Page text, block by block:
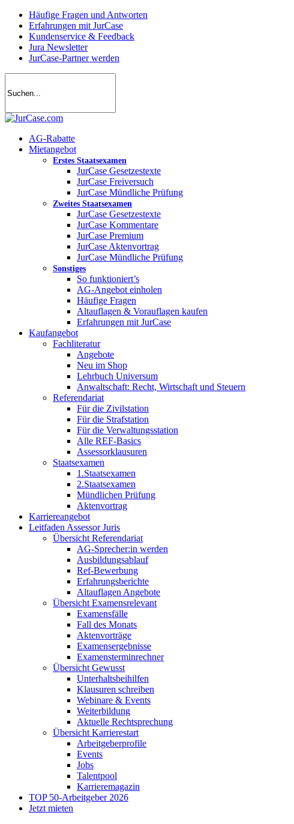
Skip
main
content
Häufige Fragen und Antworten
Erfahrungen mit JurCase
Kundenservice & Feedback
Jura Newsletter
JurCase-Partner werden
search
account
Menu
AG-Rabatte
Mietangebot
Erstes Staatsexamen
JurCase Gesetzestexte
JurCase Freiversuch
JurCase Mündliche Prüfung
Zweites Staatsexamen
JurCase Gesetzestexte
JurCase Kommentare
JurCase Premium
JurCase Aktenvortrag
JurCase Mündliche Prüfung
Sonstiges
So funktioniert’s
AG-Angebot einholen
Häufige Fragen
Altauflagen & Vorauflagen kaufen
Erfahrungen mit JurCase
Kaufangebot
Fachliteratur
Angebote
Neu im Shop
Lehrbuch Universum
Anwaltschaft: Recht, Wirtschaft und Steuern
Referendariat
Für die Zivilstation
Für die Strafstation
Für die Verwaltungsstation
Alle REF-Basics
Assessorklausuren
Staatsexamen
1.Staatsexamen
2.Staatsexamen
Mündlichen Prüfung
Aktenvortrag
Karriereangebot
Leitfaden Assessor Juris
Übersicht Referendariat
AG-Sprecher:in werden
Ausbildungsablauf
Ref-Bewerbung
Erfahrungsberichte
Altauflagen Angebote
Übersicht Examensrelevant
Examensfälle
Fall des Monats
Aktenvorträge
Examensergebnisse
Examensterminrechner
Übersicht Gewusst
Unterhaltsbeihilfen
Klausuren schreiben
Webinare & Events
Weiterbildung
Aktuelle Rechtsprechung
Übersicht Karrierestart
Arbeitgeberprofile
Events
Jobs
Talentpool
Karrieremagazin
TOP 50-Arbeitgeber 2026
Jetzt mieten